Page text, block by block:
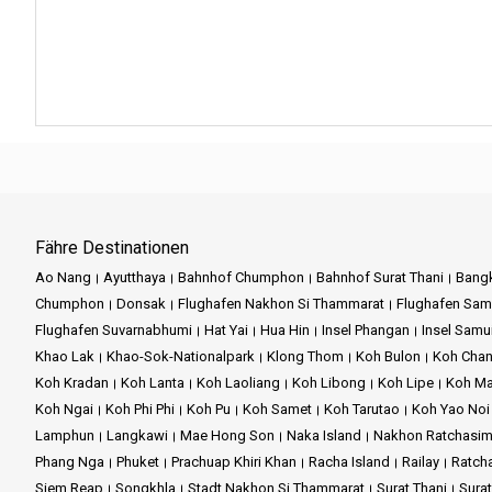
Von Krabi zu den Phi Phi Inseln:
Phi Phi Inseln nach Phuket:
Abschließend bietet Green
Wählen Sie Green Planet für
Wir
Geschwindigkeit mit der
Ob Sie ein Abenteurer oder
der Andamanensee wartet auf
Fähre Destinationen
Ao Nang Ayutthaya Bahnhof Chumphon Bahnhof Surat Thani
Chumphon
Donsak Flughafen Nakhon Si Thammarat Flughafen
Flughafen Suvarnabhumi
Hat Yai Hua Hin Insel Phangan Insel
Khao Lak
Khao-Sok-Nationalpark Klong Thom Koh Bulon Koh
Koh Kradan
Koh Lanta Koh Laoliang Koh Libong Koh Lipe Koh
Koh Ngai
Koh Phi Phi Koh Pu Koh Samet Koh Tarutao Koh Yao Noi
Lamphun
Langkawi Mae Hong Son Naka Island Nakhon
Phang Nga
Phuket Prachuap Khiri Khan Racha Island Railay
Siem Reap
Songkhla Stadt Nakhon Si Thammarat Surat Thani